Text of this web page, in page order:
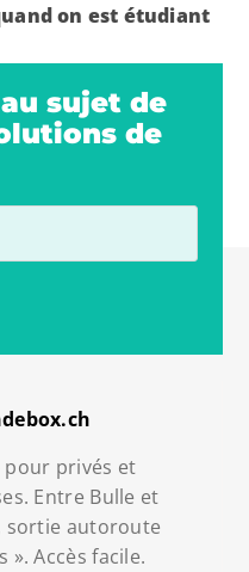
on est étudiant
sujet de
de
pour privés et
Entre Bulle et
sortie autoroute
». Accès facile.